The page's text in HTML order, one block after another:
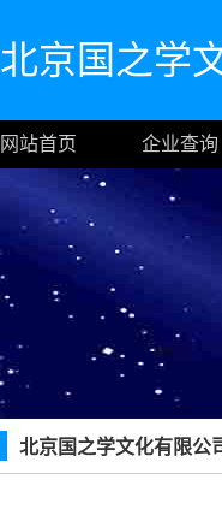
北京国之学
网站首页 企业查询
北京国之学文化有限公